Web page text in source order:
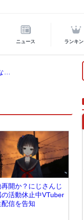
ニュース ランキ
開か？にじさんじ
の活動休止中VTuber
信を告知